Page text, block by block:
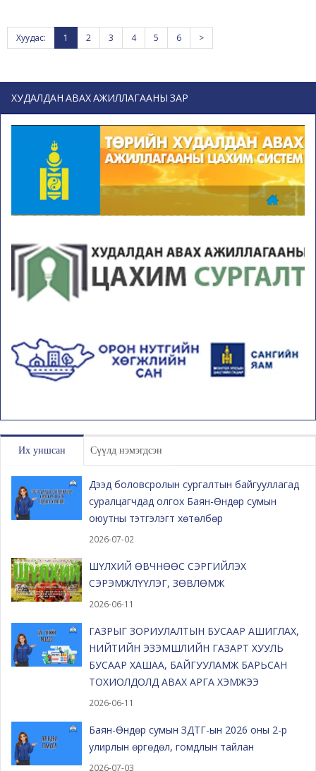
Хуудас: 1 2 3 4 5 6 >
ХУДАЛДАН АВАХ АЖИЛЛАГААНЫ ЗАР
Их уншсан Сүүлд нэмэгдсэн
Дээд боловсролын сургалтын байгууллагад
суралцагчдад олгох Баян-Өндөр сумын
оюутны тэтгэлэгт хөтөлбөр
2026-07-02
ШҮЛХИЙ ӨВЧНӨӨС СЭРГИЙЛЭХ
СЭРЭМЖЛҮҮЛЭГ, ЗӨВЛӨМЖ
2026-06-11
ГАЗРЫГ ЗОРИУЛАЛТЫН БУСААР АШИГЛАХ,
НИЙТИЙН ЭЗЭМШЛИЙН ГАЗАРТ ХУУЛЬ
БУСААР ХАШАА, БАЙГУУЛАМЖ БАРЬСАН
ТОХИОЛДОЛД АВАХ АРГА ХЭМЖЭЭ
2026-06-11
Баян-Өндөр сумын ЗДТГ-ын 2026 оны 2-р
улирлын өргөдөл, гомдлын тайлан
2026-07-03